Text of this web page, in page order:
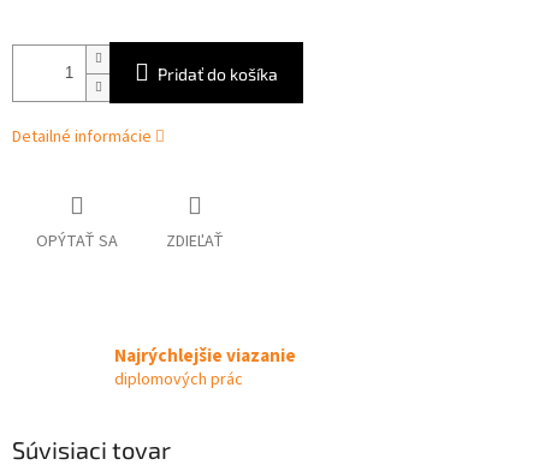
Pridať do košíka
Detailné informácie
OPÝTAŤ SA ZDIEĽAŤ
Najrýchlejšie viazanie
diplomových prác
Súvisiaci tovar